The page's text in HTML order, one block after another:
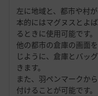
左に地域と、都市や村
本的にはマグヌスとよ
るときに使用可能です。
他の都市の倉庫の画面
じように、倉庫とバッ
きます。
また、羽ペンマークか
付けることが可能です。